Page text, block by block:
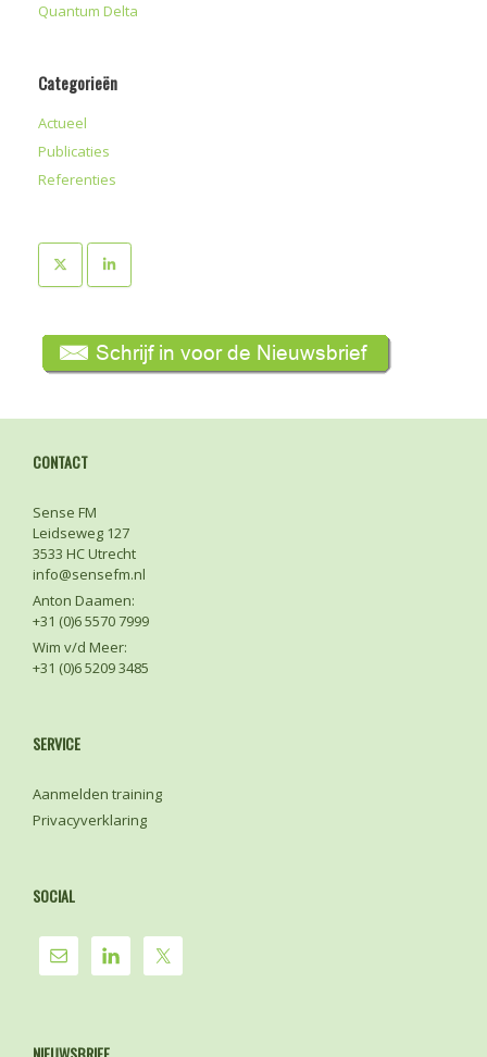
Quantum Delta
Categorieën
Actueel
Publicaties
Referenties
CONTACT
Sense FM
Leidseweg 127
3533 HC Utrecht
info@sensefm.nl
Anton Daamen:
+31 (0)6 5570 7999
Wim v/d Meer:
+31 (0)6 5209 3485
SERVICE
Aanmelden training
Privacyverklaring
SOCIAL